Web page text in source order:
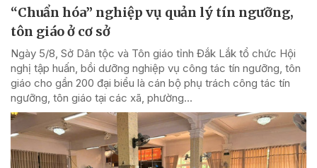
“Chuẩn hóa” nghiệp vụ quản lý tín ngưỡng,
tôn giáo ở cơ sở
Ngày 5/8, Sở Dân tộc và Tôn giáo tỉnh Đắk Lắk tổ chức Hội
nghị tập huấn, bồi dưỡng nghiệp vụ công tác tín ngưỡng, tôn
giáo cho gần 200 đại biểu là cán bộ phụ trách công tác tín
ngưỡng, tôn giáo tại các xã, phường...